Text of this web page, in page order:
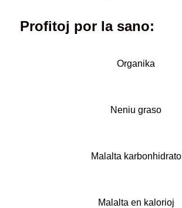
Profitoj por la sano:
Organika
Neniu graso
Malalta karbonhidrato
Malalta en kalorioj